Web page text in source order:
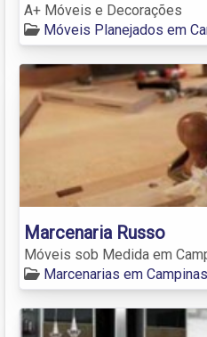
A+ Móveis e Decorações
Móveis Planejados em
Marcenaria Russo
Móveis sob Medida em
Marcenarias em Campinas